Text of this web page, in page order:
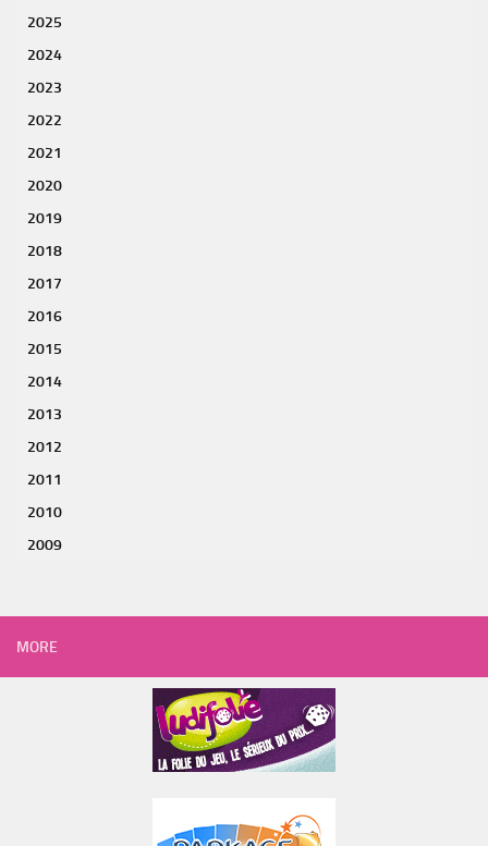
2025
2024
2023
2022
2021
2020
2019
2018
2017
2016
2015
2014
2013
2012
2011
2010
2009
MORE